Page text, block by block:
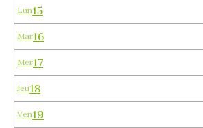
Lun15
Mar16
Mer17
Jeu18
Ven19